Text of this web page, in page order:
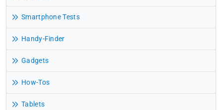
Smartphone Tests
Handy-Finder
Gadgets
How-Tos
Tablets